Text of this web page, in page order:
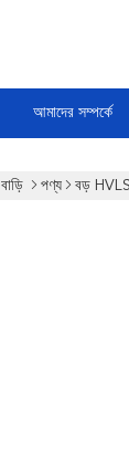
আমাদের সম্পর্কে
বাড়ি পণ্য বড়